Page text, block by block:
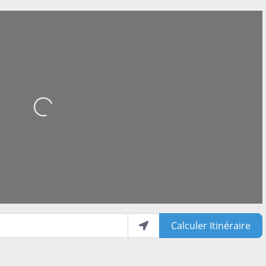
Loading...
Calculer Itinéraire